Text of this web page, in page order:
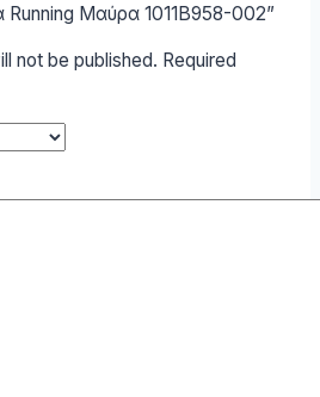
Running Μαύρα 1011B958-002”
not be published. Required